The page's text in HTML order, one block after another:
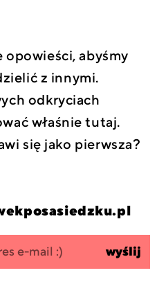
opowieści, abyśmy
z innymi.
odkryciach
właśnie tutaj.
się jako pierwsza?
wyślij